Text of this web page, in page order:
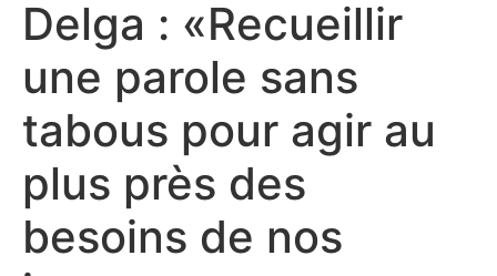
Delga : «Recueillir
une parole sans
tabous pour agir au
plus près des
besoins de nos